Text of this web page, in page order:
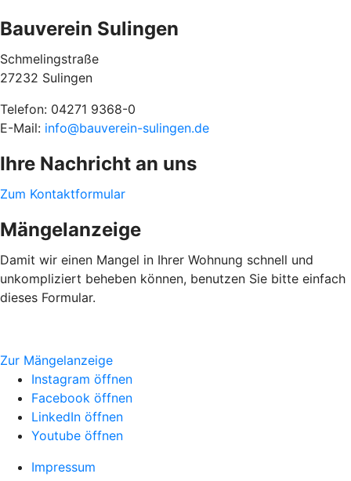
Bauverein Sulingen
Schmelingstraße
27232 Sulingen
Telefon: 04271 9368-0
E-Mail: info@bauverein-sulingen.de
Ihre Nachricht an uns
Zum Kontaktformular
Mängelanzeige
Damit wir einen Mangel in Ihrer Wohnung schnell und
unkompliziert beheben können, benutzen Sie bitte einfach
dieses Formular.
Zur Mängelanzeige
Instagram öffnen
Facebook öffnen
LinkedIn öffnen
Youtube öffnen
Impressum